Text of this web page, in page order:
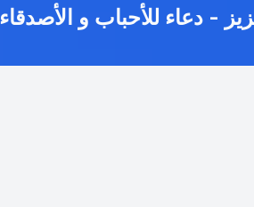
- دعاء للأحباب و الأصدقاء